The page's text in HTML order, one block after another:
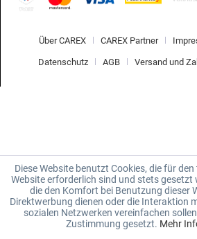
Über CAREX CAREX Partner
Datenschutz AGB Versand und
Diese Website benutzt Cookies, die für
Website erforderlich sind und stets gesetzt
die den Komfort bei Benutzung dieser
Direktwerbung dienen oder die Interaktion
sozialen Netzwerken vereinfachen
Zustimmung gesetzt. Mehr